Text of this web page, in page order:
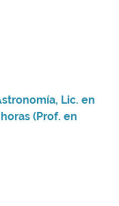
Lic. en
(Prof. en